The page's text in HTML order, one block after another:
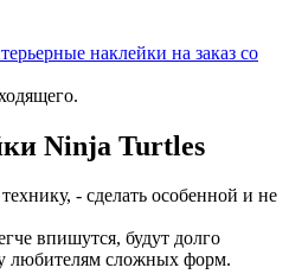
наклейки на заказ со
Ninja Turtles
- сделать особенной и не
впишутся, будут долго
любителям сложных форм.